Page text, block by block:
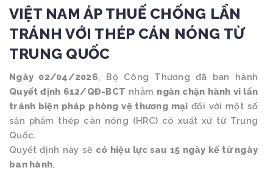
VIỆT NAM ÁP THUẾ CHỐNG LẨN
TRÁNH VỚI THÉP CÁN NÓNG TỪ
TRUNG QUỐC
Ngày 02/04/2026, Bộ Công Thương đã ban hành
Quyết định 612/QĐ-BCT nhằm ngăn chặn hành vi lẩn
tránh biện pháp phòng vệ thương mại đối với một số
sản phẩm thép cán nóng (HRC) có xuất xứ từ Trung
Quốc.
Quyết định này sẽ có hiệu lực sau 15 ngày kể từ ngày
ban hành.